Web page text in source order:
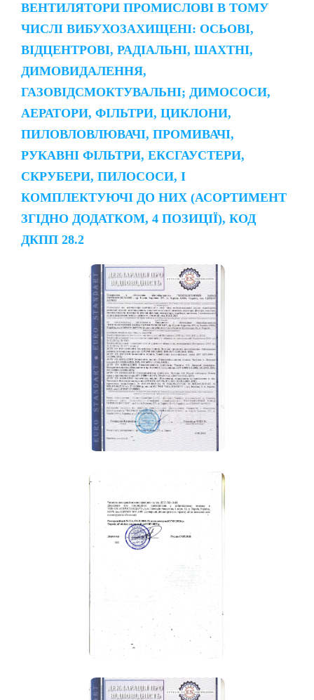
ВЕНТИЛЯТОРИ ПРОМИСЛОВІ В ТОМУ
ЧИСЛІ ВИБУХОЗАХИЩЕНІ: ОСЬОВІ,
ВІДЦЕНТРОВІ, РАДІАЛЬНІ, ШАХТНІ,
ДИМОВИДАЛЕННЯ,
ГАЗОВІДСМОКТУВАЛЬНІ; ДИМОСОСИ,
АЕРАТОРИ, ФІЛЬТРИ, ЦИКЛОНИ,
ПИЛОВЛОВЛЮВАЧІ, ПРОМИВАЧІ,
РУКАВНІ ФІЛЬТРИ, ЕКСГАУСТЕРИ,
СКРУБЕРИ, ПИЛОСОСИ, І
КОМПЛЕКТУЮЧІ ДО НИХ (АСОРТИМЕНТ
ЗГІДНО ДОДАТКОМ, 4 ПОЗИЦІЇ), КОД
ДКПП 28.2